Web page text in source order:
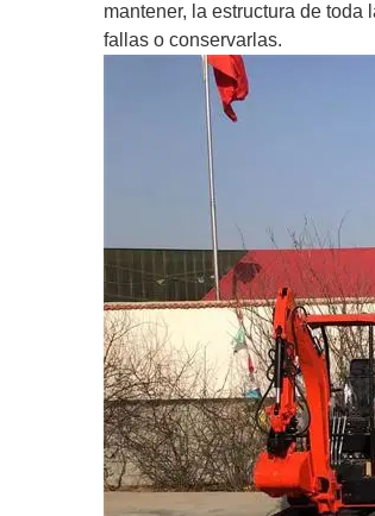
mantener, la estructura de
fallas o conservarlas.